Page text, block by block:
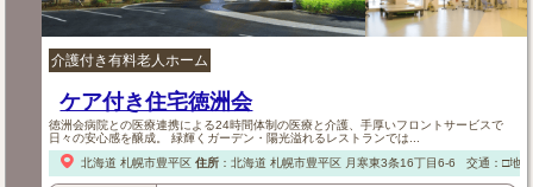
介護付き有料老人ホーム
ケア付き住宅徳洲会
徳洲会病院との医療連携による24時間体制の医療と介護、手厚いフロントサービスで
日々の安心感を醸成。 緑輝くガーデン・陽光溢れるレストランでは...
北海道 札幌市豊平区 住所： 北海道 札幌市豊平区月寒東3条16丁目6-6 交通：□地